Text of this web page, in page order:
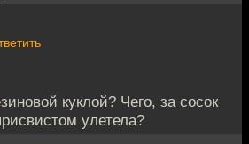
куклой? Чего, за сосок
улетела?